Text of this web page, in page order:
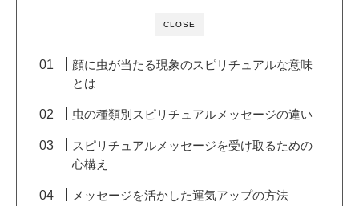
CLOSE
顔に虫が当たる現象のスピリチュアルな意味
とは
虫の種類別スピリチュアルメッセージの違い
スピリチュアルメッセージを受け取るための
心構え
メッセージを活かした運気アップの方法